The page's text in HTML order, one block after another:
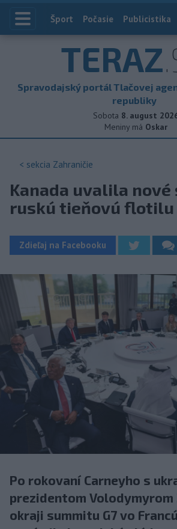
Index
Šport Počasie Publicistika
TERAZ
Spravodajský portál Tlačovej
republiky
Sobota 8. august
Meniny má Oskar
< sekcia Zahraničie
Kanada uvalila nové
ruskú tieňovú flotilu
Zdieľaj na Facebooku
Po rokovaní Carneyho s
prezidentom Volodymyrom
okraji summitu G7 vo